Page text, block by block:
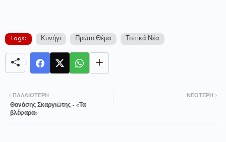
Tags: Κυνήγι Πρώτο Θέμα Τοπικά Νέα
ΝΕΌΤΕΡΗ
ΠΑΛΑΙΌΤΕΡΗ
Θανάσης Σκαργιώτης - «Τα
βλέφαρα»